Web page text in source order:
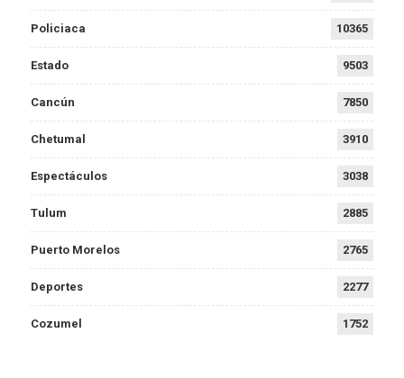
Policiaca 10365
Estado 9503
Cancún 7850
Chetumal 3910
Espectáculos 3038
Tulum 2885
Puerto Morelos 2765
Deportes 2277
Cozumel 1752